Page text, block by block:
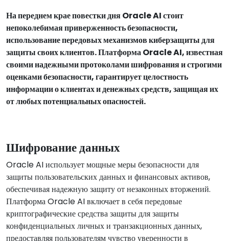
На переднем крае повестки дня Oracle AI стоит
непоколебимая приверженность безопасности,
использование передовых механизмов киберзащиты для
защиты своих клиентов. Платформа Oracle AI, известная
своими надежными протоколами шифрования и строгими
оценками безопасности, гарантирует целостность
информации о клиентах и денежных средств, защищая их
от любых потенциальных опасностей.
Шифрование данных
Oracle AI использует мощные меры безопасности для
защиты пользовательских данных и финансовых активов,
обеспечивая надежную защиту от незаконных вторжений.
Платформа Oracle AI включает в себя передовые
криптографические средства защиты для защиты
конфиденциальных личных и транзакционных данных,
предоставляя пользователям чувство уверенности в